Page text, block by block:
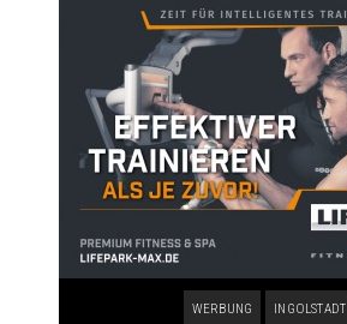
WERBUNG INGOLSTADT